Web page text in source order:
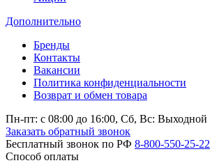
Дополнительно
Бренды
Контакты
Вакансии
Политика конфиденциальности
Возврат и обмен товара
Пн-пт: c 08:00 до 16:00, Сб, Вс: Выходной
Заказать обратный звонок
Бесплатный звонок по РФ 8-800-550-25-22
Способ оплаты